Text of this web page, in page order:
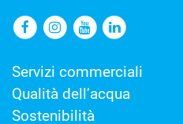
Servizi commerciali
Qualità dell’acqua
Sostenibilità